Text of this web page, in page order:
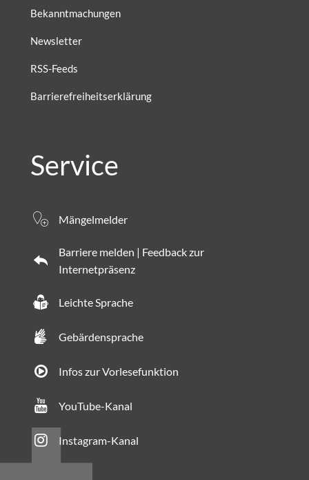
Bekanntmachungen
Newsletter
RSS-Feeds
Barrierefreiheitserklärung
Service
Mängelmelder
Barriere melden | Feedback zur
Internetpräsenz
Leichte Sprache
Gebärdensprache
Infos zur Vorlesefunktion
YouTube-Kanal
Instagram-Kanal